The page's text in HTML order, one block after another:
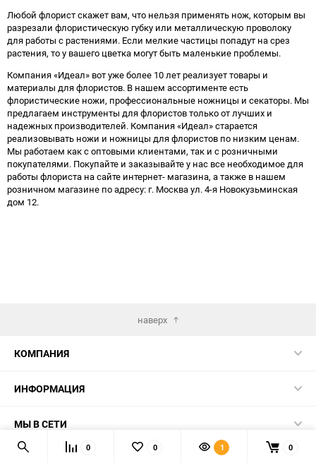
Любой флорист скажет вам, что нельзя применять нож, которым вы
разрезали флористическую губку или металлическую проволоку
для работы с растениями. Если мелкие частицы попадут на срез
растения, то у вашего цветка могут быть маленькие проблемы.
Компания «Идеал» вот уже более 10 лет реализует товары и
материалы для флористов. В нашем ассортименте есть
флористические ножи, профессиональные ножницы и секаторы. Мы
предлагаем инструменты для флористов только от лучших и
надежных производителей. Компания «Идеал» старается
реализовывать ножи и ножницы для флористов по низким ценам.
Мы работаем как с оптовыми клиентами, так и с розничными
покупателями. Покупайте и заказывайте у нас все необходимое для
работы флориста на сайте интернет- магазина, а также в нашем
розничном магазине по адресу: г. Москва ул. 4-я Новокузьминская
дом 12.
наверх
КОМПАНИЯ
ИНФОРМАЦИЯ
МЫ В СЕТИ
0 0 1 0